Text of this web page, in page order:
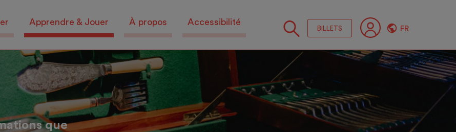
Apprendre & Jouer À propos Accessibilité
BILLETS FR
nous
que